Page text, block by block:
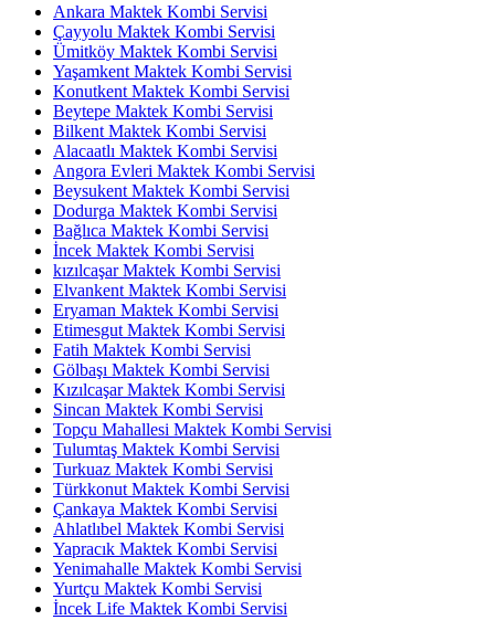
Ankara Maktek Kombi Servisi
Çayyolu Maktek Kombi Servisi
Ümitköy Maktek Kombi Servisi
Yaşamkent Maktek Kombi Servisi
Konutkent Maktek Kombi Servisi
Beytepe Maktek Kombi Servisi
Bilkent Maktek Kombi Servisi
Alacaatlı Maktek Kombi Servisi
Angora Evleri Maktek Kombi Servisi
Beysukent Maktek Kombi Servisi
Dodurga Maktek Kombi Servisi
Bağlıca Maktek Kombi Servisi
İncek Maktek Kombi Servisi
kızılcaşar Maktek Kombi Servisi
Elvankent Maktek Kombi Servisi
Eryaman Maktek Kombi Servisi
Etimesgut Maktek Kombi Servisi
Fatih Maktek Kombi Servisi
Gölbaşı Maktek Kombi Servisi
Kızılcaşar Maktek Kombi Servisi
Sincan Maktek Kombi Servisi
Topçu Mahallesi Maktek Kombi Servisi
Tulumtaş Maktek Kombi Servisi
Turkuaz Maktek Kombi Servisi
Türkkonut Maktek Kombi Servisi
Çankaya Maktek Kombi Servisi
Ahlatlıbel Maktek Kombi Servisi
Yapracık Maktek Kombi Servisi
Yenimahalle Maktek Kombi Servisi
Yurtçu Maktek Kombi Servisi
İncek Life Maktek Kombi Servisi